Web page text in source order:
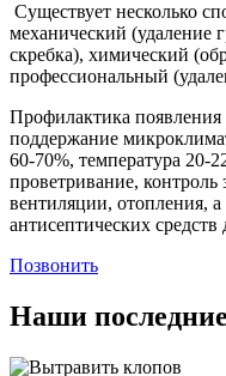
Существует несколько
механический
скребка), химический
профессиональный
Профилактика появления
поддержание
60-70%, температура 20-
проветривание, контроль
вентиляции, отопления,
антисептических средств
Позвонить
Наши